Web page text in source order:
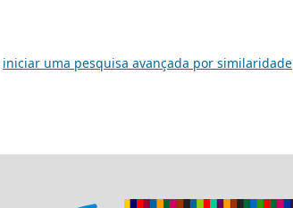
iniciar uma pesquisa avançada por similaridade